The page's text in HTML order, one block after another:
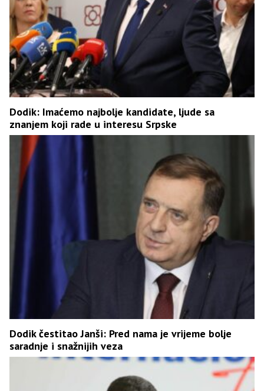
Dodik: Imaćemo najbolje kandidate, ljude sa
znanjem koji rade u interesu Srpske
Dodik čestitao Janši: Pred nama je vrijeme bolje
saradnje i snažnijih veza